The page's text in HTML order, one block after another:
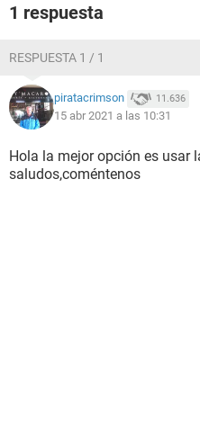
1 respuesta
RESPUESTA 1 / 1
piratacrimson 11.636
15 abr 2021 a las 10:31
Hola la mejor opción es usar
saludos,coméntenos